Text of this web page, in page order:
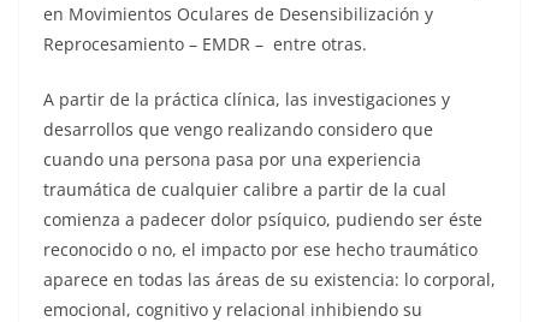
en Movimientos Oculares de Desensibilización y
Reprocesamiento – EMDR – entre otras.
A partir de la práctica clínica, las investigaciones y
desarrollos que vengo realizando considero que
cuando una persona pasa por una experiencia
traumática de cualquier calibre a partir de la cual
comienza a padecer dolor psíquico, pudiendo ser éste
reconocido o no, el impacto por ese hecho traumático
aparece en todas las áreas de su existencia: lo corporal,
emocional, cognitivo y relacional inhibiendo su